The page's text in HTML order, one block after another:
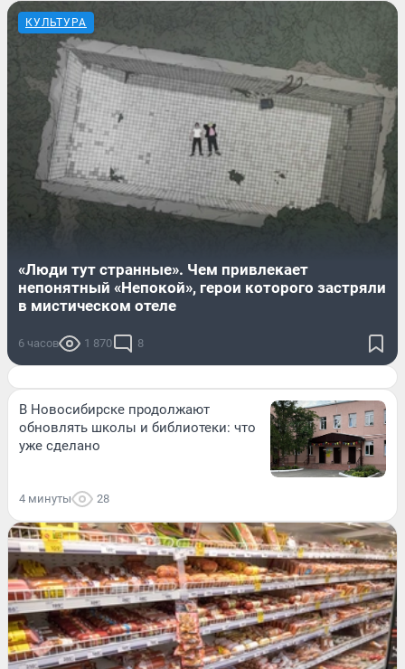
КУЛЬТУРА
«Люди тут странные». Чем привлекает
непонятный «Непокой», герои которого застряли
в мистическом отеле
6 часов 1 870 8
В Новосибирске продолжают
обновлять школы и библиотеки: что
уже сделано
4 минуты 28